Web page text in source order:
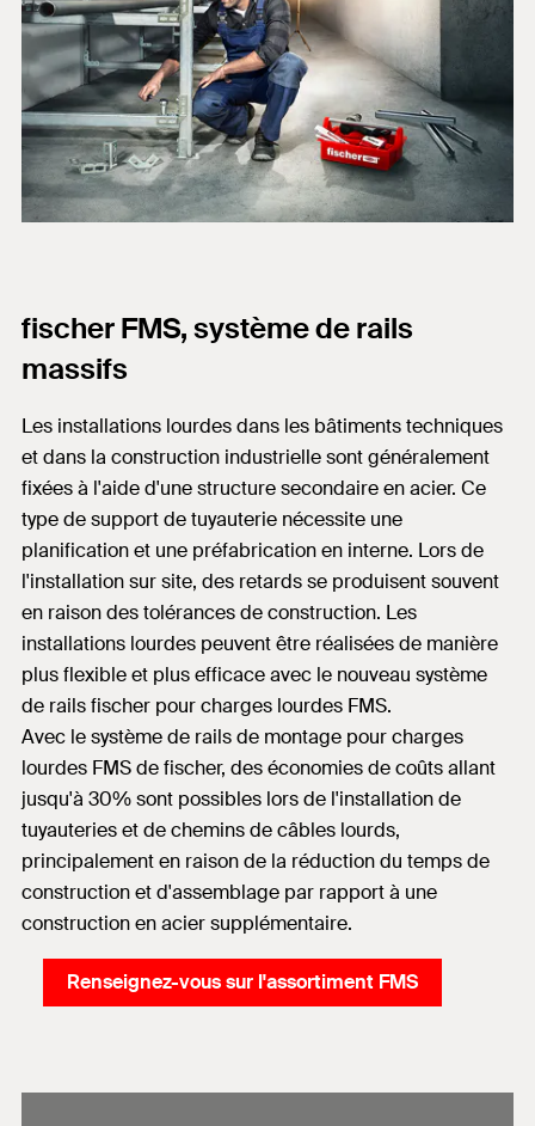
fischer FMS, système de rails
massifs
Les installations lourdes dans les bâtiments techniques
et dans la construction industrielle sont généralement
fixées à l'aide d'une structure secondaire en acier. Ce
type de support de tuyauterie nécessite une
planification et une préfabrication en interne. Lors de
l'installation sur site, des retards se produisent souvent
en raison des tolérances de construction. Les
installations lourdes peuvent être réalisées de manière
plus flexible et plus efficace avec le nouveau système
de rails fischer pour charges lourdes FMS.
Avec le système de rails de montage pour charges
lourdes FMS de fischer, des économies de coûts allant
jusqu'à 30% sont possibles lors de l'installation de
tuyauteries et de chemins de câbles lourds,
principalement en raison de la réduction du temps de
construction et d'assemblage par rapport à une
construction en acier supplémentaire.
Renseignez-vous sur l'assortiment FMS